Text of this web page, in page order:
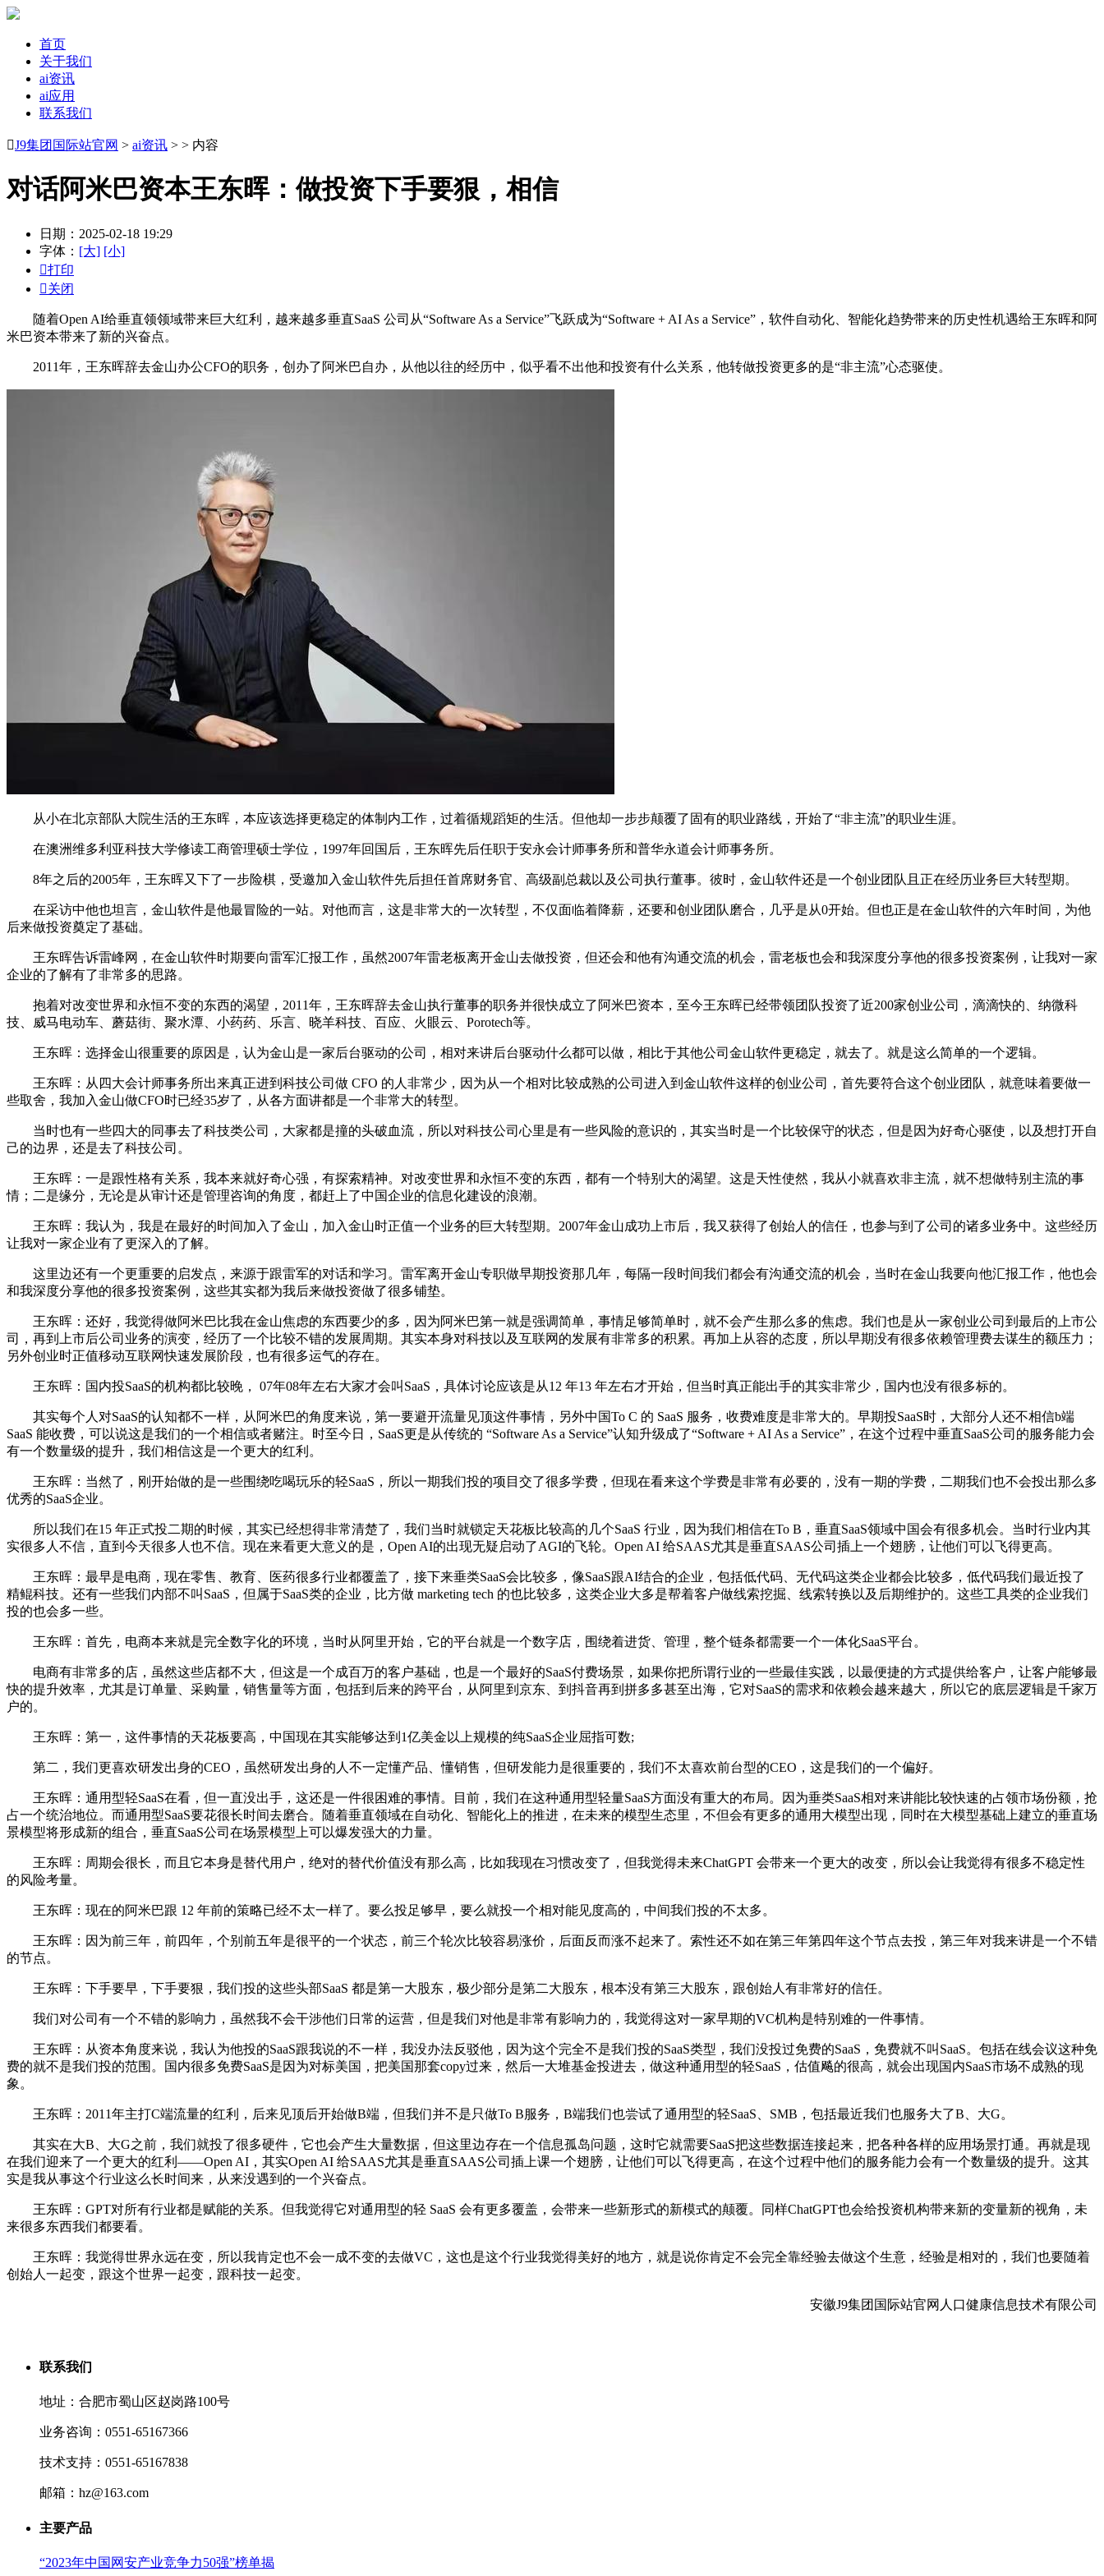
首页
关于我们
ai资讯
ai应用
联系我们
J9集团国际站官网 > ai资讯 > > 内容
对话阿米巴资本王东晖：做投资下手要狠，相信
日期：2025-02-18 19:29
字体： [大] [小]
打印
关闭
随着Open AI给垂直领领域带来巨大红利，越来越多垂直SaaS 公司从“Software As a Service”飞跃成为“Software + AI As a Service”，软件自动化、智能化趋势带来的历史性机遇给王东晖和阿
米巴资本带来了新的兴奋点。
2011年，王东晖辞去金山办公CFO的职务，创办了阿米巴自办，从他以往的经历中，似乎看不出他和投资有什么关系，他转做投资更多的是“非主流”心态驱使。
从小在北京部队大院生活的王东晖，本应该选择更稳定的体制内工作，过着循规蹈矩的生活。但他却一步步颠覆了固有的职业路线，开始了“非主流”的职业生涯。
在澳洲维多利亚科技大学修读工商管理硕士学位，1997年回国后，王东晖先后任职于安永会计师事务所和普华永道会计师事务所。
8年之后的2005年，王东晖又下了一步险棋，受邀加入金山软件先后担任首席财务官、高级副总裁以及公司执行董事。彼时，金山软件还是一个创业团队且正在经历业务巨大转型期。
在采访中他也坦言，金山软件是他最冒险的一站。对他而言，这是非常大的一次转型，不仅面临着降薪，还要和创业团队磨合，几乎是从0开始。但也正是在金山软件的六年时间，为他
后来做投资奠定了基础。
王东晖告诉雷峰网，在金山软件时期要向雷军汇报工作，虽然2007年雷老板离开金山去做投资，但还会和他有沟通交流的机会，雷老板也会和我深度分享他的很多投资案例，让我对一家
企业的了解有了非常多的思路。
抱着对改变世界和永恒不变的东西的渴望，2011年，王东晖辞去金山执行董事的职务并很快成立了阿米巴资本，至今王东晖已经带领团队投资了近200家创业公司，滴滴快的、纳微科
技、威马电动车、蘑菇街、聚水潭、小药药、乐言、晓羊科技、百应、火眼云、Porotech等。
王东晖：选择金山很重要的原因是，认为金山是一家后台驱动的公司，相对来讲后台驱动什么都可以做，相比于其他公司金山软件更稳定，就去了。就是这么简单的一个逻辑。
王东晖：从四大会计师事务所出来真正进到科技公司做 CFO 的人非常少，因为从一个相对比较成熟的公司进入到金山软件这样的创业公司，首先要符合这个创业团队，就意味着要做一
些取舍，我加入金山做CFO时已经35岁了，从各方面讲都是一个非常大的转型。
当时也有一些四大的同事去了科技类公司，大家都是撞的头破血流，所以对科技公司心里是有一些风险的意识的，其实当时是一个比较保守的状态，但是因为好奇心驱使，以及想打开自
己的边界，还是去了科技公司。
王东晖：一是跟性格有关系，我本来就好奇心强，有探索精神。对改变世界和永恒不变的东西，都有一个特别大的渴望。这是天性使然，我从小就喜欢非主流，就不想做特别主流的事
情；二是缘分，无论是从审计还是管理咨询的角度，都赶上了中国企业的信息化建设的浪潮。
王东晖：我认为，我是在最好的时间加入了金山，加入金山时正值一个业务的巨大转型期。2007年金山成功上市后，我又获得了创始人的信任，也参与到了公司的诸多业务中。这些经历
让我对一家企业有了更深入的了解。
这里边还有一个更重要的启发点，来源于跟雷军的对话和学习。雷军离开金山专职做早期投资那几年，每隔一段时间我们都会有沟通交流的机会，当时在金山我要向他汇报工作，他也会
和我深度分享他的很多投资案例，这些其实都为我后来做投资做了很多铺垫。
王东晖：还好，我觉得做阿米巴比我在金山焦虑的东西要少的多，因为阿米巴第一就是强调简单，事情足够简单时，就不会产生那么多的焦虑。我们也是从一家创业公司到最后的上市公
司，再到上市后公司业务的演变，经历了一个比较不错的发展周期。其实本身对科技以及互联网的发展有非常多的积累。再加上从容的态度，所以早期没有很多依赖管理费去谋生的额压力；
另外创业时正值移动互联网快速发展阶段，也有很多运气的存在。
王东晖：国内投SaaS的机构都比较晚， 07年08年左右大家才会叫SaaS，具体讨论应该是从12 年13 年左右才开始，但当时真正能出手的其实非常少，国内也没有很多标的。
其实每个人对SaaS的认知都不一样，从阿米巴的角度来说，第一要避开流量见顶这件事情，另外中国To C 的 SaaS 服务，收费难度是非常大的。早期投SaaS时，大部分人还不相信b端
SaaS 能收费，可以说这是我们的一个相信或者赌注。时至今日，SaaS更是从传统的 “Software As a Service”认知升级成了“Software + AI As a Service”，在这个过程中垂直SaaS公司的服务能力会
有一个数量级的提升，我们相信这是一个更大的红利。
王东晖：当然了，刚开始做的是一些围绕吃喝玩乐的轻SaaS，所以一期我们投的项目交了很多学费，但现在看来这个学费是非常有必要的，没有一期的学费，二期我们也不会投出那么多
优秀的SaaS企业。
所以我们在15 年正式投二期的时候，其实已经想得非常清楚了，我们当时就锁定天花板比较高的几个SaaS 行业，因为我们相信在To B，垂直SaaS领域中国会有很多机会。当时行业内其
实很多人不信，直到今天很多人也不信。现在来看更大意义的是，Open AI的出现无疑启动了AGI的飞轮。Open AI 给SAAS尤其是垂直SAAS公司插上一个翅膀，让他们可以飞得更高。
王东晖：最早是电商，现在零售、教育、医药很多行业都覆盖了，接下来垂类SaaS会比较多，像SaaS跟AI结合的企业，包括低代码、无代码这类企业都会比较多，低代码我们最近投了
精鲲科技。还有一些我们内部不叫SaaS，但属于SaaS类的企业，比方做 marketing tech 的也比较多，这类企业大多是帮着客户做线索挖掘、线索转换以及后期维护的。这些工具类的企业我们
投的也会多一些。
王东晖：首先，电商本来就是完全数字化的环境，当时从阿里开始，它的平台就是一个数字店，围绕着进货、管理，整个链条都需要一个一体化SaaS平台。
电商有非常多的店，虽然这些店都不大，但这是一个成百万的客户基础，也是一个最好的SaaS付费场景，如果你把所谓行业的一些最佳实践，以最便捷的方式提供给客户，让客户能够最
快的提升效率，尤其是订单量、采购量，销售量等方面，包括到后来的跨平台，从阿里到京东、到抖音再到拼多多甚至出海，它对SaaS的需求和依赖会越来越大，所以它的底层逻辑是千家万
户的。
王东晖：第一，这件事情的天花板要高，中国现在其实能够达到1亿美金以上规模的纯SaaS企业屈指可数;
第二，我们更喜欢研发出身的CEO，虽然研发出身的人不一定懂产品、懂销售，但研发能力是很重要的，我们不太喜欢前台型的CEO，这是我们的一个偏好。
王东晖：通用型轻SaaS在看，但一直没出手，这还是一件很困难的事情。目前，我们在这种通用型轻量SaaS方面没有重大的布局。因为垂类SaaS相对来讲能比较快速的占领市场份额，抢
占一个统治地位。而通用型SaaS要花很长时间去磨合。随着垂直领域在自动化、智能化上的推进，在未来的模型生态里，不但会有更多的通用大模型出现，同时在大模型基础上建立的垂直场
景模型将形成新的组合，垂直SaaS公司在场景模型上可以爆发强大的力量。
王东晖：周期会很长，而且它本身是替代用户，绝对的替代价值没有那么高，比如我现在习惯改变了，但我觉得未来ChatGPT 会带来一个更大的改变，所以会让我觉得有很多不稳定性
的风险考量。
王东晖：现在的阿米巴跟 12 年前的策略已经不太一样了。要么投足够早，要么就投一个相对能见度高的，中间我们投的不太多。
王东晖：因为前三年，前四年，个别前五年是很平的一个状态，前三个轮次比较容易涨价，后面反而涨不起来了。索性还不如在第三年第四年这个节点去投，第三年对我来讲是一个不错
的节点。
王东晖：下手要早，下手要狠，我们投的这些头部SaaS 都是第一大股东，极少部分是第二大股东，根本没有第三大股东，跟创始人有非常好的信任。
我们对公司有一个不错的影响力，虽然我不会干涉他们日常的运营，但是我们对他是非常有影响力的，我觉得这对一家早期的VC机构是特别难的一件事情。
王东晖：从资本角度来说，我认为他投的SaaS跟我说的不一样，我没办法反驳他，因为这个完全不是我们投的SaaS类型，我们没投过免费的SaaS，免费就不叫SaaS。包括在线会议这种免
费的就不是我们投的范围。国内很多免费SaaS是因为对标美国，把美国那套copy过来，然后一大堆基金投进去，做这种通用型的轻SaaS，估值飚的很高，就会出现国内SaaS市场不成熟的现
象。
王东晖：2011年主打C端流量的红利，后来见顶后开始做B端，但我们并不是只做To B服务，B端我们也尝试了通用型的轻SaaS、SMB，包括最近我们也服务大了B、大G。
其实在大B、大G之前，我们就投了很多硬件，它也会产生大量数据，但这里边存在一个信息孤岛问题，这时它就需要SaaS把这些数据连接起来，把各种各样的应用场景打通。再就是现
在我们迎来了一个更大的红利——Open AI，其实Open AI 给SAAS尤其是垂直SAAS公司插上课一个翅膀，让他们可以飞得更高，在这个过程中他们的服务能力会有一个数量级的提升。这其
实是我从事这个行业这么长时间来，从来没遇到的一个兴奋点。
王东晖：GPT对所有行业都是赋能的关系。但我觉得它对通用型的轻 SaaS 会有更多覆盖，会带来一些新形式的新模式的颠覆。同样ChatGPT也会给投资机构带来新的变量新的视角，未
来很多东西我们都要看。
王东晖：我觉得世界永远在变，所以我肯定也不会一成不变的去做VC，这也是这个行业我觉得美好的地方，就是说你肯定不会完全靠经验去做这个生意，经验是相对的，我们也要随着
创始人一起变，跟这个世界一起变，跟科技一起变。
安徽J9集团国际站官网人口健康信息技术有限公司
联系我们
地址：合肥市蜀山区赵岗路100号
业务咨询：0551-65167366
技术支持：0551-65167838
邮箱：hz@163.com
主要产品
“2023年中国网安产业竞争力50强”榜单揭